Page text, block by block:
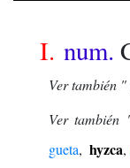
I. num.
Ver también
Ver
gueta, hyzca